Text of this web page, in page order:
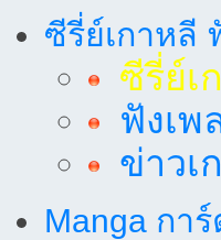
ซีรี่ย์เกาหลี
ซีรี่ย์เ
ฟังเพ
ข่าวเ
Manga กา